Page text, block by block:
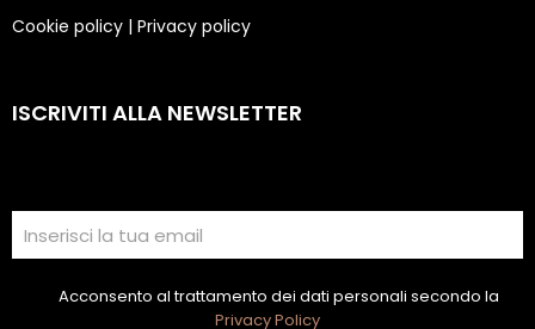
Cookie policy | Privacy policy
ISCRIVITI ALLA NEWSLETTER
Acconsento al trattamento dei dati personali secondo la
Privacy Policy